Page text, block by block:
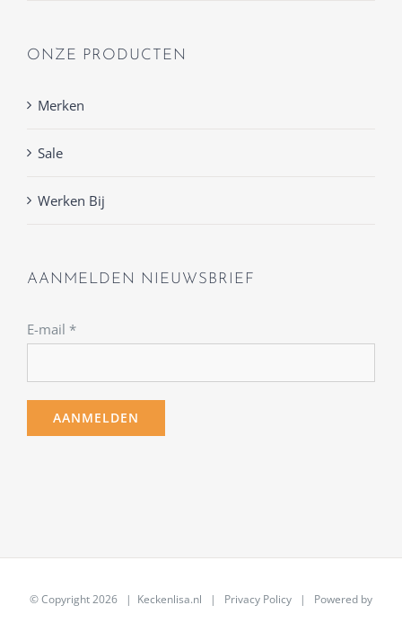
ONZE PRODUCTEN
Merken
Sale
Werken Bij
AANMELDEN NIEUWSBRIEF
E-mail *
© Copyright2026 | Keckenlisa.nl | Privacy Policy | Powered by